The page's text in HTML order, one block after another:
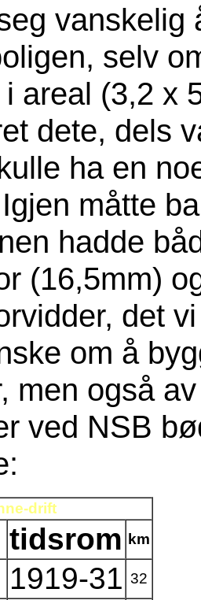
selv
areal (3,2 x
dete, dels
ha en
måtte
hadde
(16,5mm)
det
om å
men også
ved NSB
drift
tidsrom km
1919-31 32